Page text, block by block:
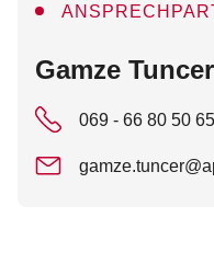
:
Gamze Tuncer
069 - 66 80 50